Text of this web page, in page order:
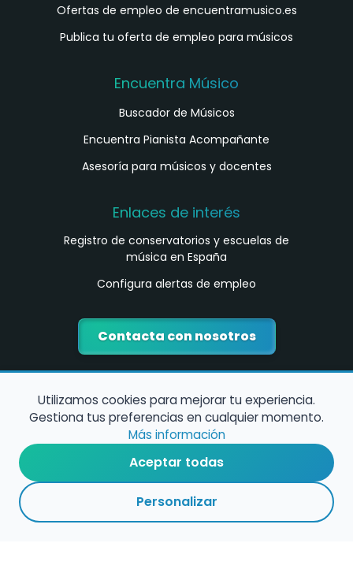
Ofertas de empleo de encuentramusico.es
Publica tu oferta de empleo para músicos
Encuentra Músico
Buscador de Músicos
Encuentra Pianista Acompañante
Asesoría para músicos y docentes
Enlaces de interés
Registro de conservatorios y escuelas de
música en España
Configura alertas de empleo
Contacta con nosotros
Política de Cookies
Política de Privacidad
Utilizamos cookies para mejorar tu experiencia.
Gestiona tus preferencias en cualquier momento.
Más información
Aceptar todas
Personalizar